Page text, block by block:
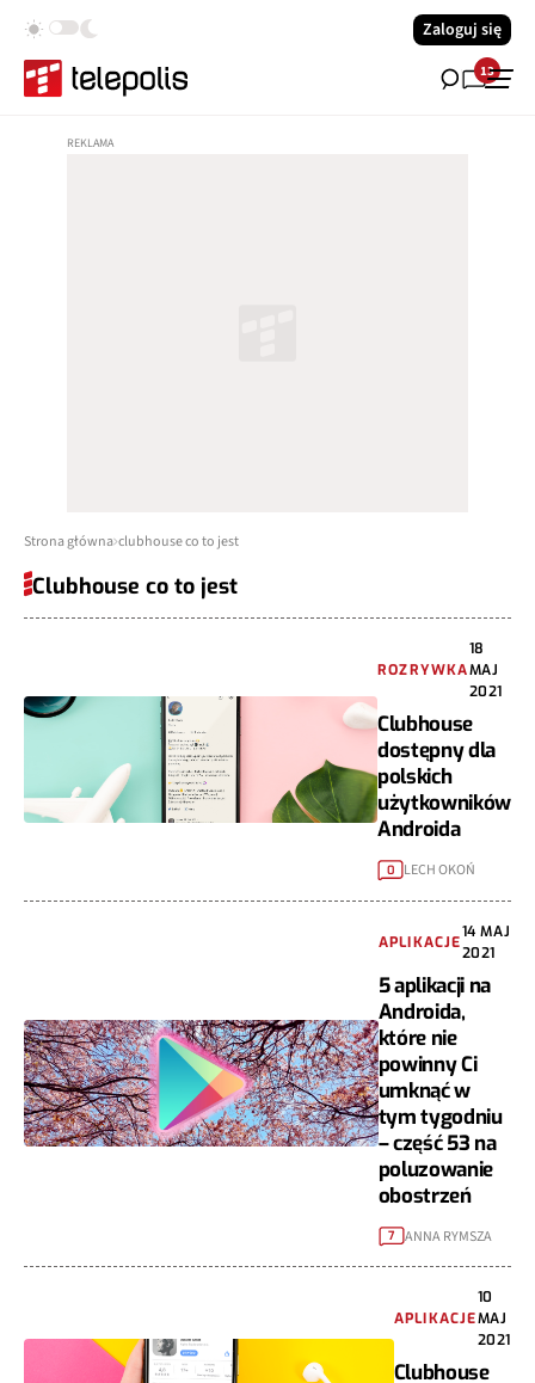
Zaloguj się
13
Strona główna clubhouse co to jest
Clubhouse co to jest
ROZRYWKA
18
MAJ
2021
Clubhouse
dostępny dla
polskich
użytkowników
Androida
0 LECH OKOŃ
APLIKACJE
14 MAJ
2021
5 aplikacji na
Androida,
które nie
powinny Ci
umknąć w
tym tygodniu
– część 53 na
poluzowanie
obostrzeń
7 ANNA RYMSZA
APLIKACJE
10
MAJ
2021
Clubhouse